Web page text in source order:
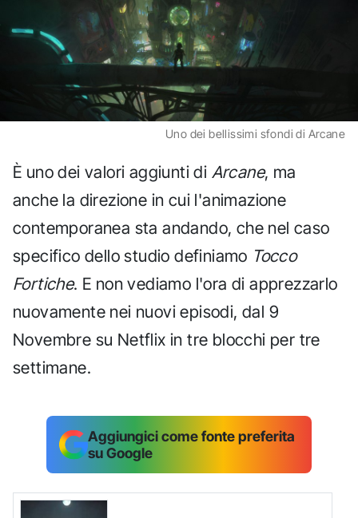
Uno dei bellissimi sfondi di Arcane
È uno dei valori aggiunti di Arcane, ma
anche la direzione in cui l'animazione
contemporanea sta andando, che nel caso
specifico dello studio definiamo Tocco
Fortiche. E non vediamo l'ora di apprezzarlo
nuovamente nei nuovi episodi, dal 9
Novembre su Netflix in tre blocchi per tre
settimane.
Aggiungici come fonte preferita
su Google